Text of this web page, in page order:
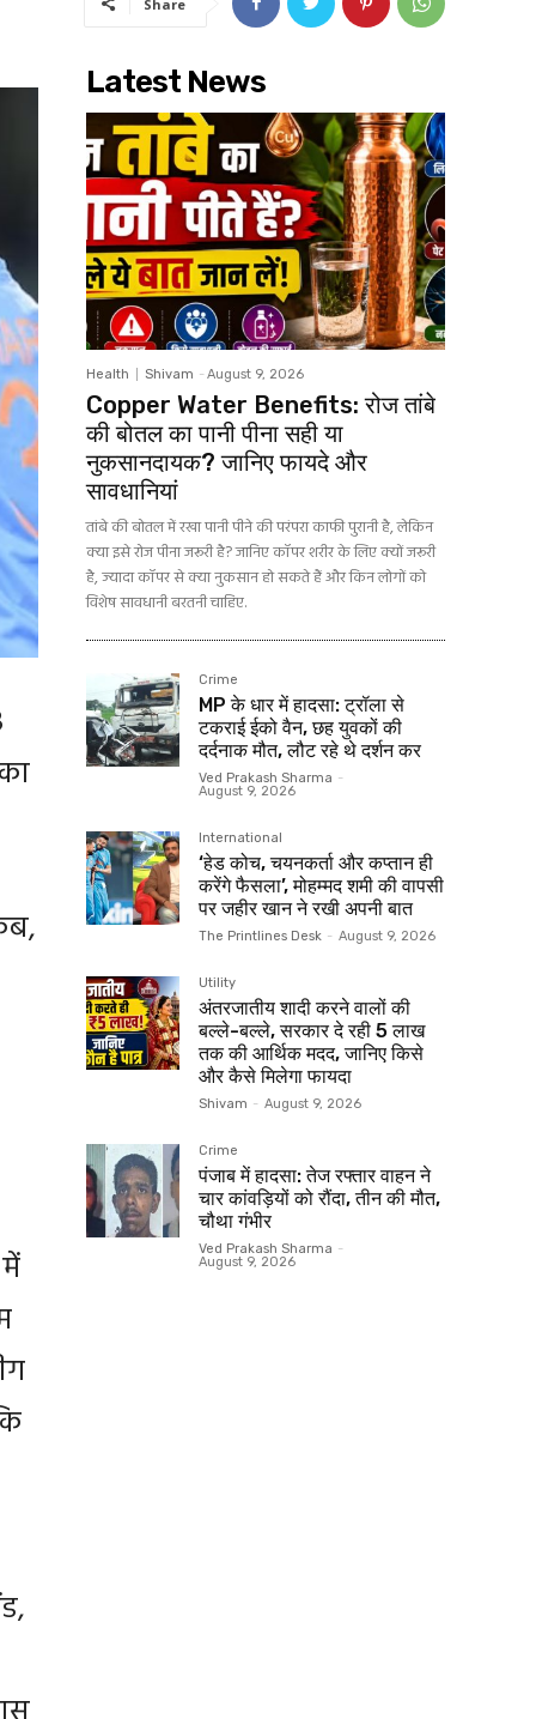
Share
Latest News
Health Shivam - August 9, 2026
Copper Water Benefits: रोज तांबे
की बोतल का पानी पीना सही या
नुकसानदायक? जानिए फायदे और
सावधानियां
तांबे की बोतल में रखा पानी पीने की परंपरा काफी पुरानी है, लेकिन
क्या इसे रोज पीना जरूरी है? जानिए कॉपर शरीर के लिए क्यों जरूरी
है, ज्यादा कॉपर से क्या नुकसान हो सकते हैं और किन लोगों को
विशेष सावधानी बरतनी चाहिए.
Crime
MP के धार में हादसा: ट्रॉला से
टकराई ईको वैन, छह युवकों की
दर्दनाक मौत, लौट रहे थे दर्शन कर
Ved Prakash Sharma -
August 9, 2026
International
‘हेड कोच, चयनकर्ता और कप्तान ही
करेंगे फैसला’, मोहम्मद शमी की वापसी
पर जहीर खान ने रखी अपनी बात
The Printlines Desk - August 9, 2026
Utility
अंतरजातीय शादी करने वालों की
बल्ले-बल्ले, सरकार दे रही ₹5 लाख
तक की आर्थिक मदद, जानिए किसे
और कैसे मिलेगा फायदा
Shivam - August 9, 2026
Crime
पंजाब में हादसा: तेज रफ्तार वाहन ने
चार कांवड़ियों को रौंदा, तीन की मौत,
चौथा गंभीर
Ved Prakash Sharma -
August 9, 2026